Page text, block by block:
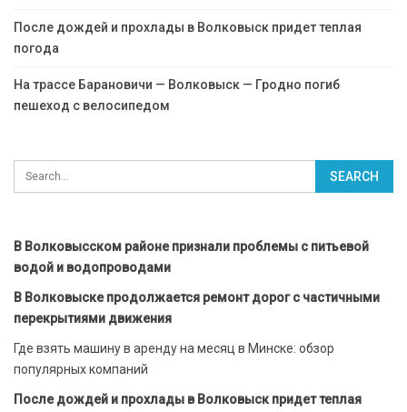
После дождей и прохлады в Волковыск придет теплая
погода
На трассе Барановичи — Волковыск — Гродно погиб
пешеход с велосипедом
В Волковысском районе признали проблемы с питьевой
водой и водопроводами
В Волковыске продолжается ремонт дорог с частичными
перекрытиями движения
Где взять машину в аренду на месяц в Минске: обзор
популярных компаний
После дождей и прохлады в Волковыск придет теплая